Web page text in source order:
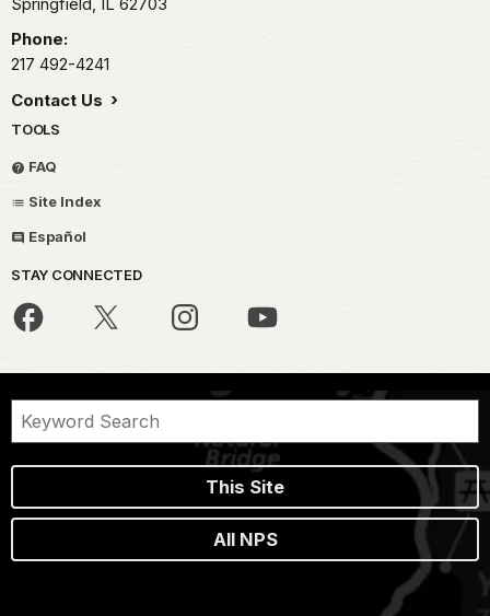
Phone:
217 492-4241
Contact Us
TOOLS
FAQ
Site Index
Español
STAY CONNECTED
This Site
All NPS